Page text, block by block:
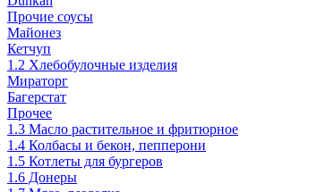
Прочие соусы
Майонез
Кетчуп
1.2 Хлебобулочные изделия
Мираторг
Багерстат
Прочее
1.3 Масло растительное и фритюрное
1.4 Колбасы и бекон, пепперони
1.5 Котлеты для бургеров
1.6 Донеры